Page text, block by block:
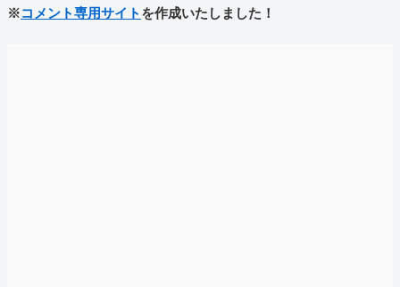
※コメント専用サイト を作成いたしました！